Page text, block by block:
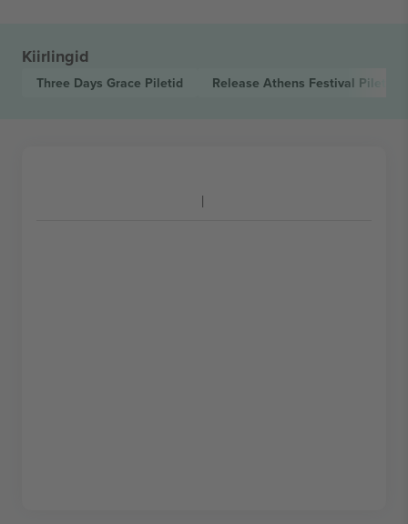
Kiirlingid
Three Days Grace Piletid Release Athens Festival Piletid